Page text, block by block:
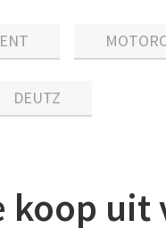
DEUTZ
koop uit